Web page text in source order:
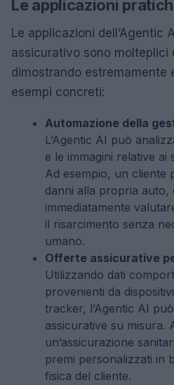
Le applicazioni
Le applicazioni dell’Agentic
assicurativo sono molteplici
dimostrando estremamente
esempi concreti:
Automazione della
L’Agentic AI può
e le immagini relative ai
Ad esempio, un cliente
danni alla propria auto,
immediatamente
il risarcimento senza
umano.
Offerte assicurative
Utilizzando dati
provenienti da
tracker, l’Agentic AI
assicurative su misura.
un’assicurazione
premi personalizzati in
fisica del cliente.